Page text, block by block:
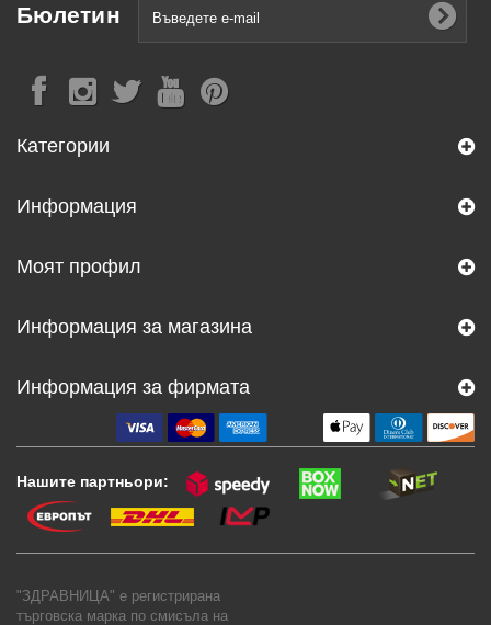
Бюлетин
Категории
Информация
Моят профил
Информация за магазина
Информация за фирмата
Нашите партньори:
"ЗДРАВНИЦА" е регистрирана
търговска марка по смисъла на